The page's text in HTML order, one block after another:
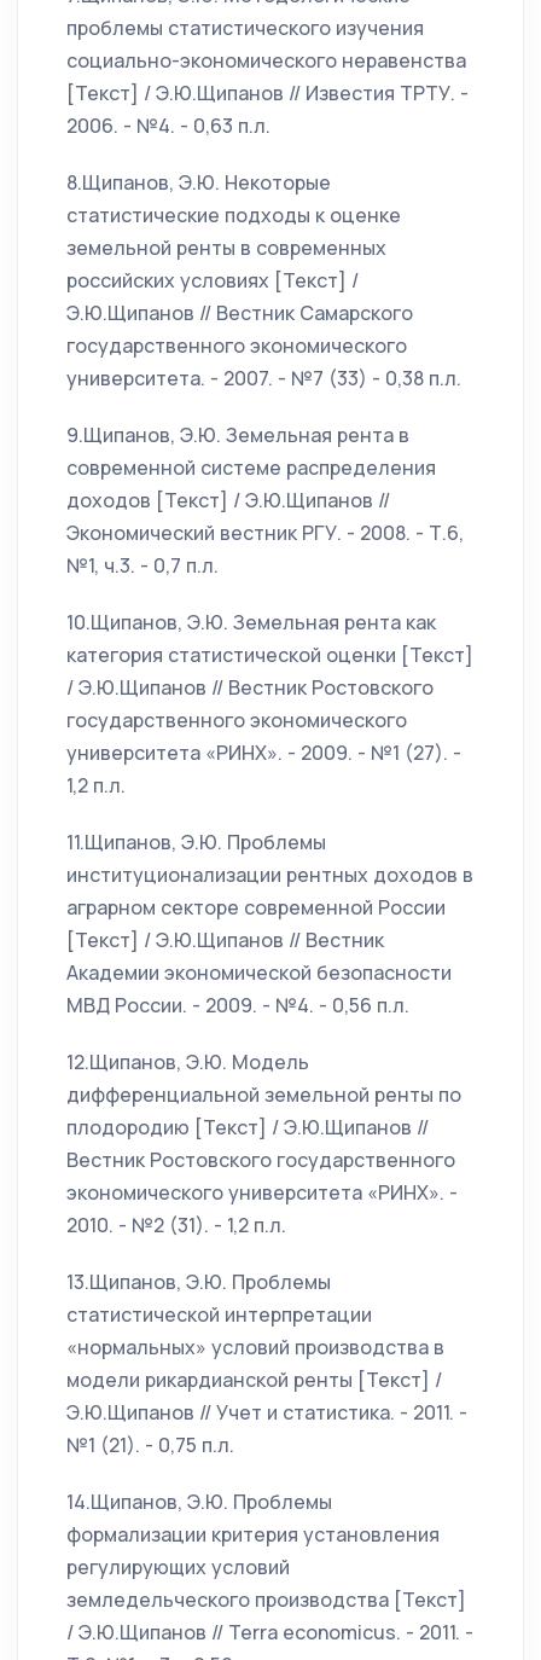
проблемы статистического изучения
социально-экономического неравенства
[Текст] / Э.Ю.Щипанов // Известия ТРТУ. -
2006. - №4. - 0,63 п.л.
8.Щипанов, Э.Ю. Некоторые
статистические подходы к оценке
земельной ренты в современных
российских условиях [Текст] /
Э.Ю.Щипанов // Вестник Самарского
государственного экономического
университета. - 2007. - №7 (33) - 0,38 п.л.
9.Щипанов, Э.Ю. Земельная рента в
современной системе распределения
доходов [Текст] / Э.Ю.Щипанов //
Экономический вестник РГУ. - 2008. - Т.6,
№1, ч.3. - 0,7 п.л.
10.Щипанов, Э.Ю. Земельная рента как
категория статистической оценки [Текст]
/ Э.Ю.Щипанов // Вестник Ростовского
государственного экономического
университета «РИНХ». - 2009. - №1 (27). -
1,2 п.л.
11.Щипанов, Э.Ю. Проблемы
институционализации рентных доходов в
аграрном секторе современной России
[Текст] / Э.Ю.Щипанов // Вестник
Академии экономической безопасности
МВД России. - 2009. - №4. - 0,56 п.л.
12.Щипанов, Э.Ю. Модель
дифференциальной земельной ренты по
плодородию [Текст] / Э.Ю.Щипанов //
Вестник Ростовского государственного
экономического университета «РИНХ». -
2010. - №2 (31). - 1,2 п.л.
13.Щипанов, Э.Ю. Проблемы
статистической интерпретации
«нормальных» условий производства в
модели рикардианской ренты [Текст] /
Э.Ю.Щипанов // Учет и статистика. - 2011. -
№1 (21). - 0,75 п.л.
14.Щипанов, Э.Ю. Проблемы
формализации критерия установления
регулирующих условий
земледельческого производства [Текст]
/ Э.Ю.Щипанов // Terra economicus. - 2011. -